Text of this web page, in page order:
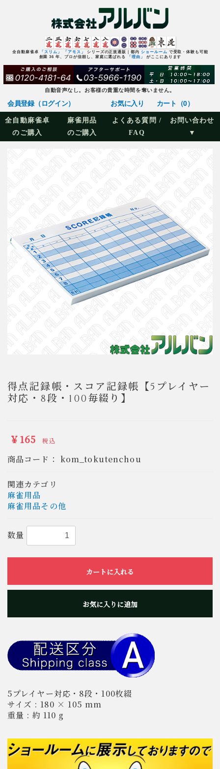
全自動麻雀卓 「スリム」 「アモス」 シリーズの正規通販｜都内 ショールーム で受取・体験も可能
創業 36 年、プロが信頼し、家庭に選ばれる 「理由」 がここにあります
自動音声なし。お客様の貴重な時間を奪いません。
会員登録（ログイン） お気に入り カート（0）
全自動麻雀卓
のご購入
麻雀用品
のご購入
よくある質問 /
FAQ
お問い合わせ
▼
得点記録帳・スコア記録帳【5プレイヤー
対応・8段・100毎綴り】
￥165 税込
商品コード： kom_tokutenchou
関連カテゴリ
麻雀用品
麻雀用品その他
数量
カートに入れる
お気に入りに追加
5プレイヤー対応・8段・100枚綴
サイズ : 180 × 105 mm
重量 : 約 110 g